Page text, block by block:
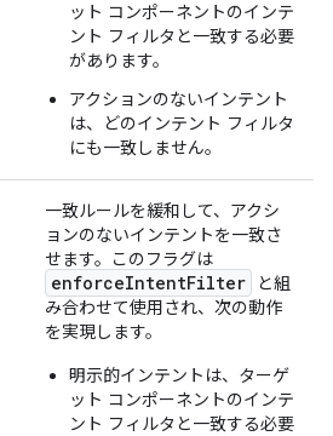
ット コンポーネントのインテ
ント フィルタと一致する必要
があります。
アクションのないインテント
は、どのインテント フィルタ
にも一致しません。
一致ルールを緩和して、アクシ
ョンのないインテントを一致さ
せます。このフラグは
enforceIntentFilter
と組
み合わせて使用され、次の動作
を実現します。
明示的インテントは、ターゲ
ット コンポーネントのインテ
ント フィルタと一致する必要